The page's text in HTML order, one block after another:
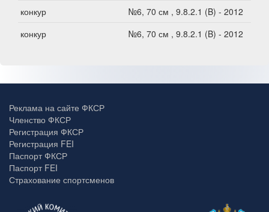
конкур
№6, 70 см , 9.8.2.1 (B) - 2012
конкур
№6, 70 см , 9.8.2.1 (B) - 2012
Реклама на сайте ФКСР
Членство ФКСР
Регистрация ФКСР
Регистрация FEI
Паспорт ФКСР
Паспорт FEI
Страхование спортсменов